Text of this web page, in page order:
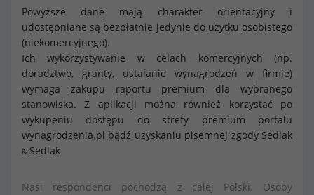
Powyższe dane mają charakter orientacyjny i
udostępniane są bezpłatnie jedynie do użytku osobistego
(niekomercyjnego).
Ich wykorzystywanie w celach komercyjnych (np.
doradztwo, granty, ustalanie wynagrodzeń w firmie)
wymaga zakupu raportu premium dla wybranego
stanowiska. Z aplikacji można również korzystać po
wykupeniu dostępu do strefy premium portalu
wynagrodzenia.pl bądź uzyskaniu pisemnej zgody Sedlak
& Sedlak
Nasi respondenci pochodzą z całej Polski. Osoby